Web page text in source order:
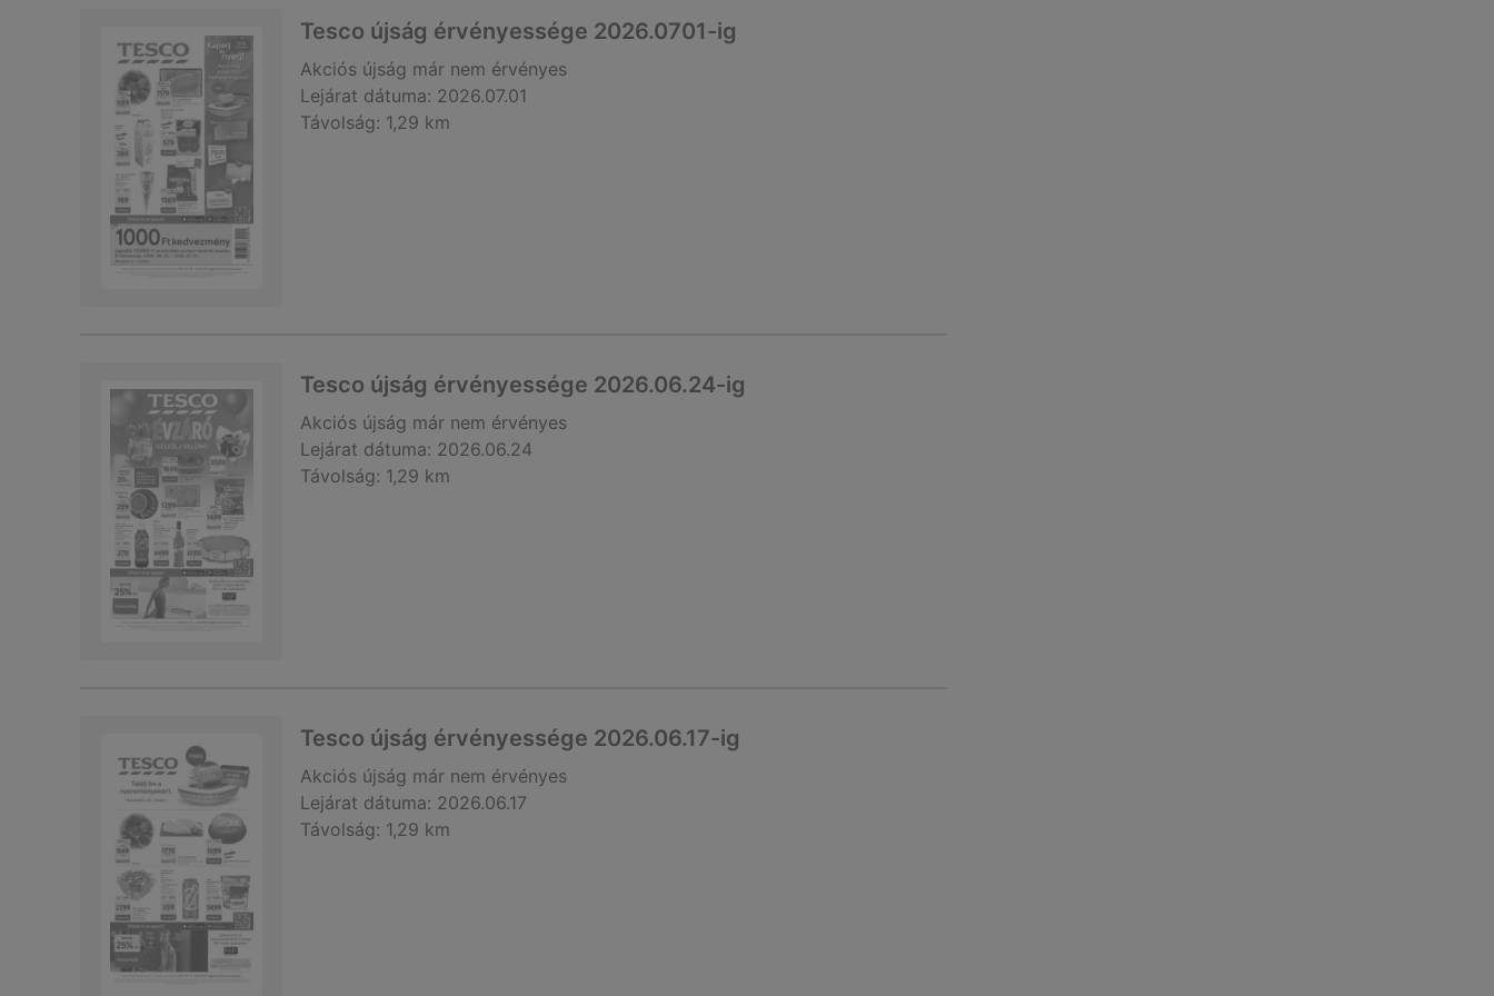
Tesco újság érvényessége 2026.0701-ig
Akciós újság már nem érvényes
Lejárat dátuma: 2026.07.01
Távolság: 1,29 km
Tesco újság érvényessége 2026.06.24-ig
Akciós újság már nem érvényes
Lejárat dátuma: 2026.06.24
Távolság: 1,29 km
Tesco újság érvényessége 2026.06.17-ig
Akciós újság már nem érvényes
Lejárat dátuma: 2026.06.17
Távolság: 1,29 km